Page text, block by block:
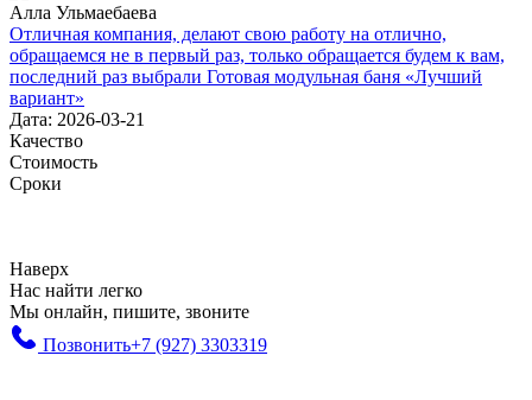
Алла Ульмаебаева
Отличная компания, делают свою работу на отлично,
обращаемся не в первый раз, только обращается будем к вам,
последний раз выбрали Готовая модульная баня «Лучший
вариант»
Дата: 2026-03-21
Качество
Стоимость
Сроки
Наверх
Нас найти легко
Мы онлайн, пишите, звоните
Позвонить+7 (927) 3303319